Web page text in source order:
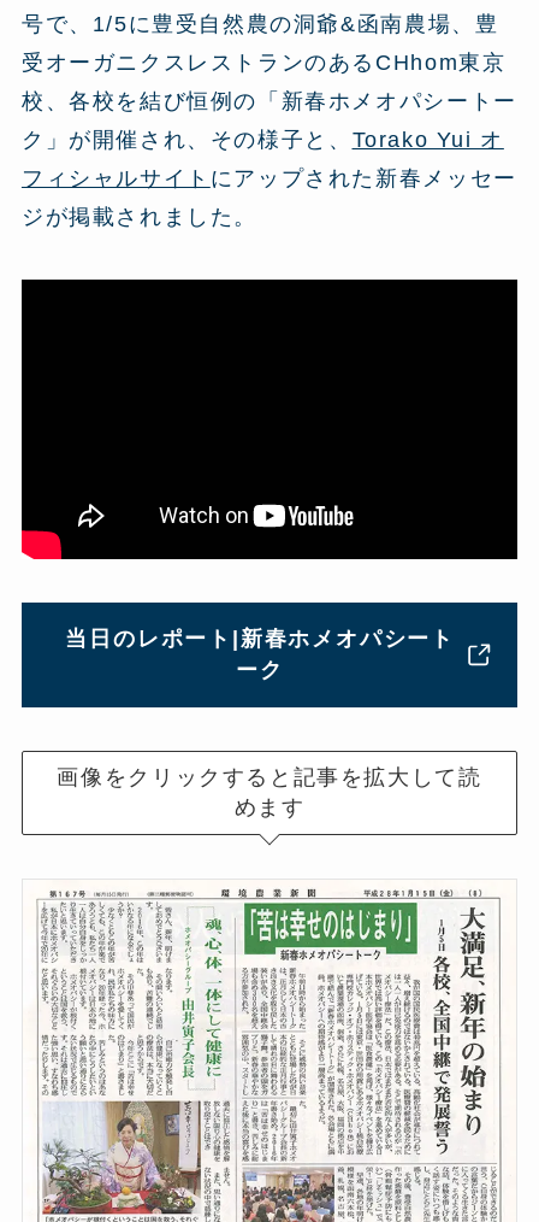
号で、1/5に豊受自然農の洞爺&函南農場、豊
受オーガニクスレストランのあるCHhom東京
校、各校を結び恒例の「新春ホメオパシートー
ク」が開催され、その様子と、 Torako Yui オ
フィシャルサイト にアップされた新春メッセー
ジが掲載されました。
当日のレポート|新春ホメオパシート
ーク
画像をクリックすると記事を拡大して読
めます